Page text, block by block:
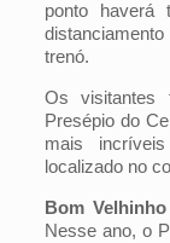
ponto haverá
trenó.
Os visitantes
Presépio do
mais
localizado no
Bom Velhinho
Nesse ano, o